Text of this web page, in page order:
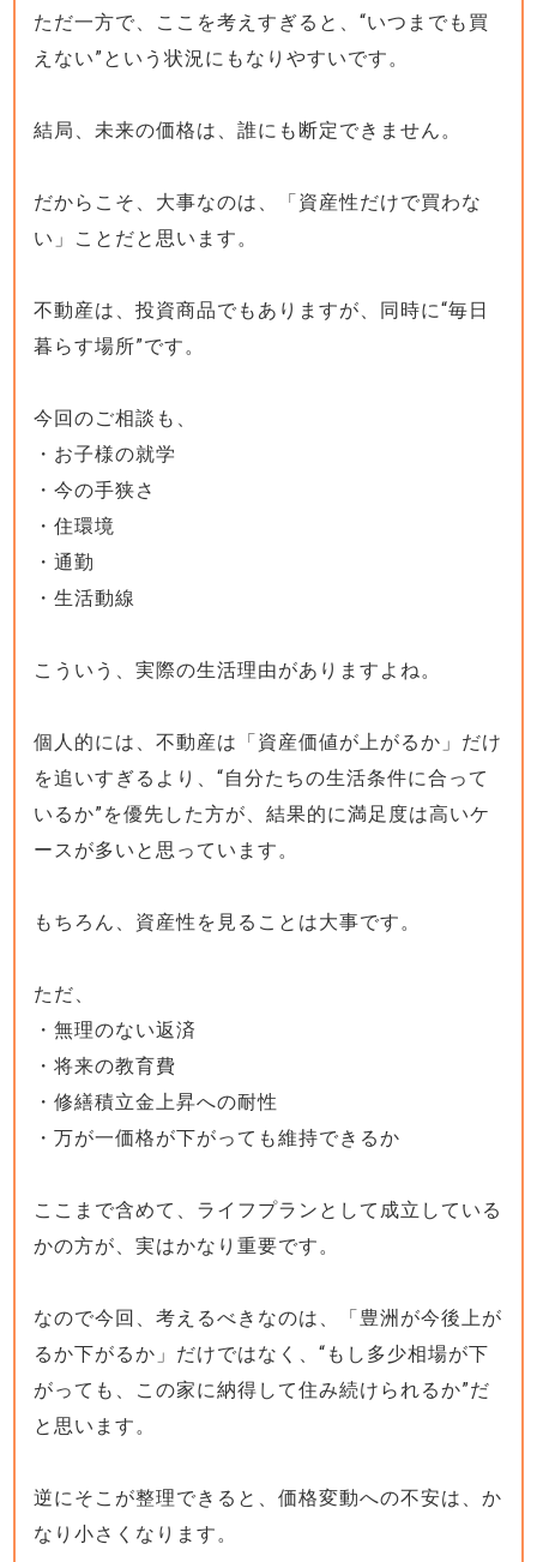
ただ一方で、ここを考えすぎると、“いつまでも買
えない”という状況にもなりやすいです。
結局、未来の価格は、誰にも断定できません。
だからこそ、大事なのは、「資産性だけで買わな
い」ことだと思います。
不動産は、投資商品でもありますが、同時に“毎日
暮らす場所”です。
今回のご相談も、
・お子様の就学
・今の手狭さ
・住環境
・通勤
・生活動線
こういう、実際の生活理由がありますよね。
個人的には、不動産は「資産価値が上がるか」だけ
を追いすぎるより、“自分たちの生活条件に合って
いるか”を優先した方が、結果的に満足度は高いケ
ースが多いと思っています。
もちろん、資産性を見ることは大事です。
ただ、
・無理のない返済
・将来の教育費
・修繕積立金上昇への耐性
・万が一価格が下がっても維持できるか
ここまで含めて、ライフプランとして成立している
かの方が、実はかなり重要です。
なので今回、考えるべきなのは、「豊洲が今後上が
るか下がるか」だけではなく、“もし多少相場が下
がっても、この家に納得して住み続けられるか”だ
と思います。
逆にそこが整理できると、価格変動への不安は、か
なり小さくなります。